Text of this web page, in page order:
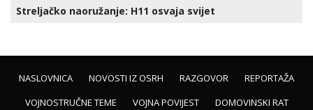
Streljačko naoružanje: H11 osvaja svijet
NASLOVNICA NOVOSTI IZ OSRH RAZGOVOR
REPORTAŽA
VOJNOSTRUČNE TEME
VOJNA POVIJEST
DOMOVINSKI RAT